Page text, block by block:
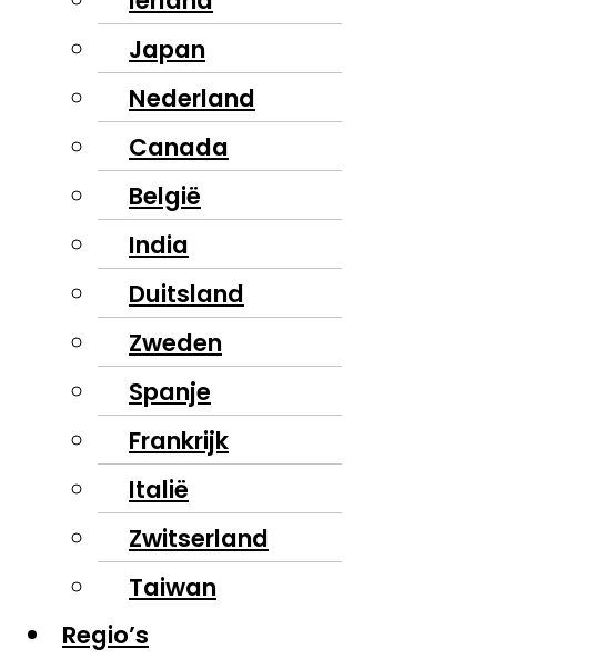
Japan
Nederland
Canada
België
India
Duitsland
Zweden
Spanje
Frankrijk
Italië
Zwitserland
Taiwan
Regio’s